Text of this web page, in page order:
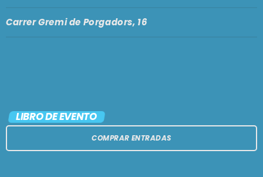
Carrer Gremi de Porgadors, 16
LIBRO DE EVENTO
COMPRAR ENTRADAS